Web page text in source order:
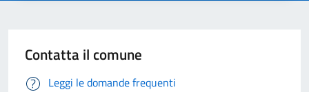
Contatta il comune
Leggi le domande frequenti